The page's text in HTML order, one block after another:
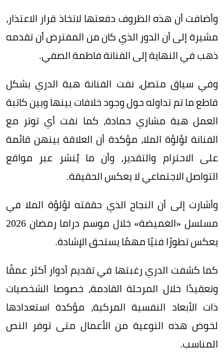
وأضافت أن هذه الظروف دفعتها لاتخاذ قرار الاعتذار،
مشيرة إلى أن الدور الذي كان من المفترض أن تقدمه
ذهب في النهاية إلى الفنانة فاطمة الصفي.
وفي سياق متصل، نفت الفنانة هبة الدري بشكل
قاطع ما تم تداوله حول وجود خلافات بينها وبين كاتبة
العمل هبة مشاري حمادة، كما نفت أي توتر مع
الفنانة لؤلؤة الملا، مؤكدة أن العلاقة بينهن قائمة
على الاحترام والتقدير، وأن ما يُنشر عبر مواقع
التواصل الاجتماعي لا يعكس الحقيقة.
وأشارت إلى أن النجاح الذي حققته لؤلؤة الملا في
مسلسل «الغميضة» خلال موسم دراما رمضان 2026
يعكس تطورًا فنيًا مهمًا يستحق الإشادة.
كما كشفت الدري رغبتها في تقديم أدوار أكثر عمقًا
وتعقيدًا خلال المرحلة القادمة، خصوصا الشخصيات
ذات الأبعاد النفسية المركبة، مؤكدة استعدادها
لخوض هذه النوعية من الأعمال متى توفر النص
المناسب.